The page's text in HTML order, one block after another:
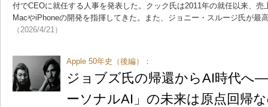
付でCEOに就任する人事を発表した。クック氏は2011年の就任以来、
MacやiPhoneの開発を指揮してきた。また、ジョニー・スルージ氏が最
（2026/4/21）
Apple 50年史（後編）：
ジョブズ氏の帰還からAI時代へ
ーソナルAI」の未来は原点回帰